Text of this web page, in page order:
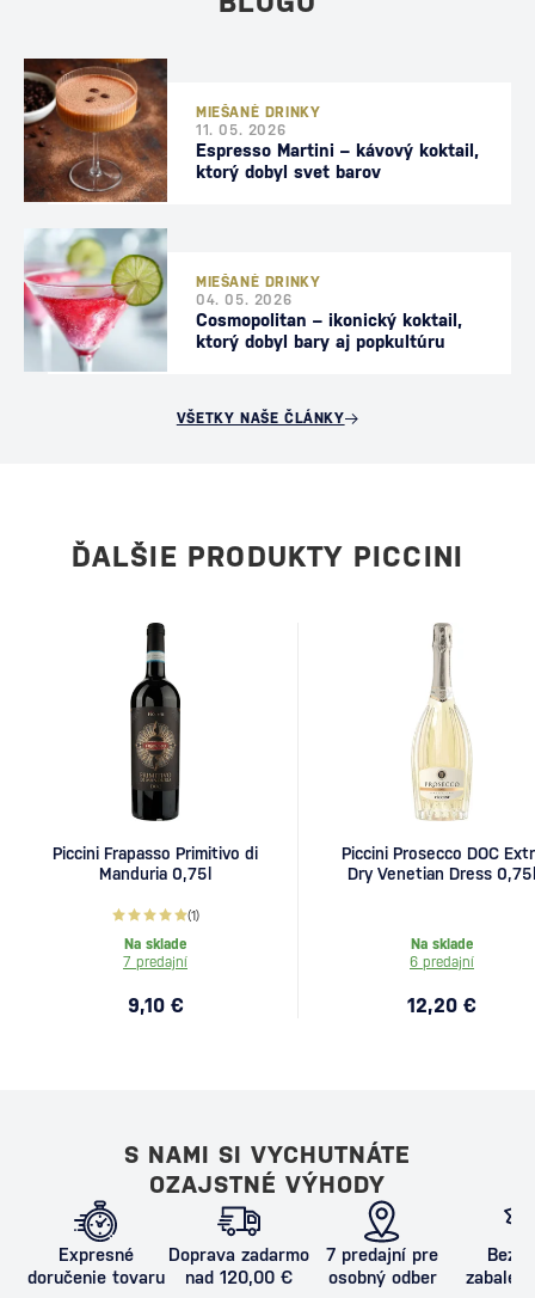
MIEŠANÉ DRINKY
11. 05. 2026
Espresso Martini – kávový koktail,
ktorý dobyl svet barov
MIEŠANÉ DRINKY
04. 05. 2026
Cosmopolitan – ikonický koktail,
ktorý dobyl bary aj popkultúru
VŠETKY NAŠE ČLÁNKY
ĎALŠIE PRODUKTY PICCINI
Piccini Frapasso Primitivo di
Manduria 0,75l
(1)
Na sklade
7 predajní
9,10 €
Piccini Prosecco DOC
Dry Venetian Dress 0,75l
Na sklade
6 predajní
12,20 €
S NAMI SI VYCHUTNÁTE
OZAJSTNÉ VÝHODY
Expresné
doručenie tovaru
Doprava zadarmo
nad 120,00 €
7 predajní pre
osobný odber